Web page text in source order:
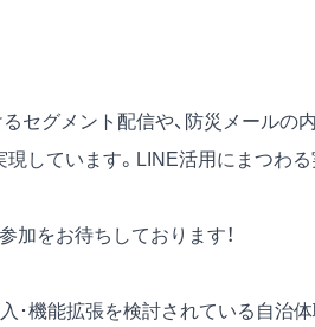
セグメント配信や、防災メールの
しています。LINE活用にまつわる
加をお待ちしております！
･機能拡張を検討されている自治